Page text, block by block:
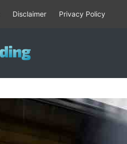
Disclaimer Privacy Policy